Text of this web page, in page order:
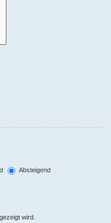
Absteigend
wird.